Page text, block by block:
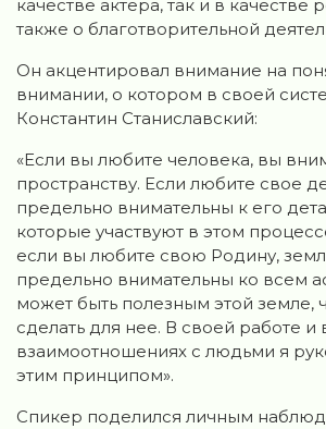
качестве актера, так и в качестве
также о благотворительной
Он акцентировал внимание на
внимании, о котором в своей
Константин Станиславский:
«Если вы любите человека, вы
пространству. Если любите свое
предельно внимательны к его
которые участвуют в этом
если вы любите свою Родину,
предельно внимательны ко всем
может быть полезным этой земле,
сделать для нее. В своей работе и
взаимоотношениях с людьми я
этим принципом».
Спикер поделился личным